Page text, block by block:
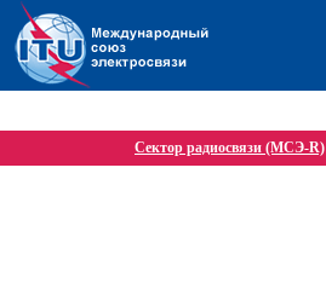
Сектор радиосвязи (МСЭ-R)